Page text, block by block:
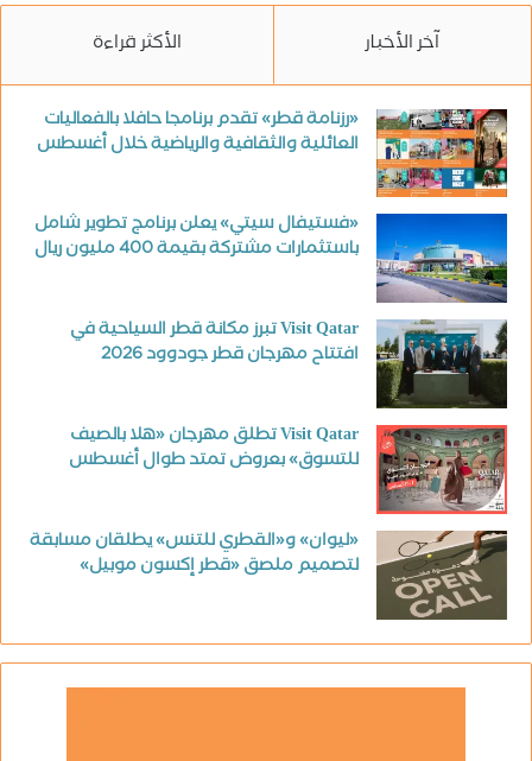
آخر الأخبار الأكثر قراءة
«رزنامة قطر» تقدم برنامجا حافلا بالفعاليات
العائلية والثقافية والرياضية خلال أغسطس
«فستيفال سيتي» يعلن برنامج تطوير شامل
باستثمارات مشتركة بقيمة 400 مليون ريال
Visit Qatar تبرز مكانة قطر السياحية في
افتتاح مهرجان قطر جودوود 2026
Visit Qatar تطلق مهرجان «هلا بالصيف
للتسوق» بعروض تمتد طوال أغسطس
«ليوان» و«القطري للتنس» يطلقان مسابقة
لتصميم ملصق «قطر إكسون موبيل»